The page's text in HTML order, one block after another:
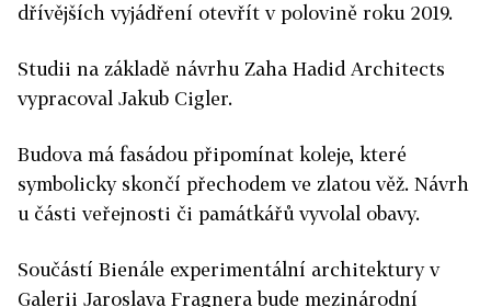
dřívějších vyjádření otevřít v polovině roku 2019.
Studii na základě návrhu Zaha Hadid Architects
vypracoval Jakub Cigler.
Budova má fasádou připomínat koleje, které
symbolicky skončí přechodem ve zlatou věž. Návrh
u části veřejnosti či památkářů vyvolal obavy.
Součástí Bienále experimentální architektury v
Galerii Jaroslava Fragnera bude mezinárodní